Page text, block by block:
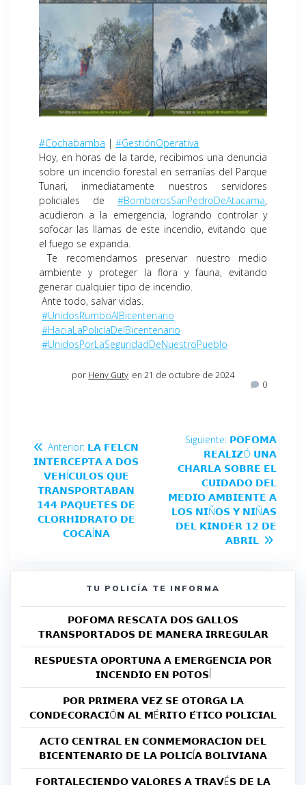
#Cochabamba | #GestiónOperativa
Hoy, en horas de la tarde, recibimos una denuncia
sobre un incendio forestal en serranías del Parque
Tunari, inmediatamente nuestros servidores
policiales de #BomberosSanPedroDeAtacama,
acudieron a la emergencia, logrando controlar y
sofocar las llamas de este incendio, evitando que
el fuego se expanda.
Te recomendamos preservar nuestro medio
ambiente y proteger la flora y fauna, evitando
generar cualquier tipo de incendio.
Ante todo, salvar vidas.
#UnidosRumboAlBicentenario
#HaciaLaPolicíaDelBicentenario
#UnidosPorLaSeguridadDeNuestroPueblo
por Heny Guty en 21 de octubre de 2024
0
Anterior: 𝗟𝗔 𝗙𝗘𝗟𝗖𝗡
𝗜𝗡𝗧𝗘𝗥𝗖𝗘𝗣𝗧𝗔 𝗔 𝗗𝗢𝗦
𝗩𝗘𝗛Í𝗖𝗨𝗟𝗢𝗦 𝗤𝗨𝗘
𝗧𝗥𝗔𝗡𝗦𝗣𝗢𝗥𝗧𝗔𝗕𝗔𝗡
𝟭𝟰𝟰 𝗣𝗔𝗤𝗨𝗘𝗧𝗘𝗦 𝗗𝗘
𝗖𝗟𝗢𝗥𝗛𝗜𝗗𝗥𝗔𝗧𝗢 𝗗𝗘
𝗖𝗢𝗖𝗔Í𝗡𝗔
Siguiente: 𝗣𝗢𝗙𝗢𝗠𝗔
𝗥𝗘𝗔𝗟𝗜𝗭Ó 𝗨𝗡𝗔
𝗖𝗛𝗔𝗥𝗟𝗔 𝗦𝗢𝗕𝗥𝗘 𝗘𝗟
𝗖𝗨𝗜𝗗𝗔𝗗𝗢 𝗗𝗘𝗟
𝗠𝗘𝗗𝗜𝗢 𝗔𝗠𝗕𝗜𝗘𝗡𝗧𝗘 𝗔
𝗟𝗢𝗦 𝗡𝗜Ñ𝗢𝗦 𝗬 𝗡𝗜Ñ𝗔𝗦
𝗗𝗘𝗟 𝗞𝗜𝗡𝗗𝗘𝗥 𝟭𝟮 𝗗𝗘
𝗔𝗕𝗥𝗜𝗟
TU POLICÍA TE INFORMA
𝗣𝗢𝗙𝗢𝗠𝗔 𝗥𝗘𝗦𝗖𝗔𝗧𝗔 𝗗𝗢𝗦 𝗚𝗔𝗟𝗟𝗢𝗦
𝗧𝗥𝗔𝗡𝗦𝗣𝗢𝗥𝗧𝗔𝗗𝗢𝗦 𝗗𝗘 𝗠𝗔𝗡𝗘𝗥𝗔 𝗜𝗥𝗥𝗘𝗚𝗨𝗟𝗔𝗥
𝗥𝗘𝗦𝗣𝗨𝗘𝗦𝗧𝗔 𝗢𝗣𝗢𝗥𝗧𝗨𝗡𝗔 𝗔 𝗘𝗠𝗘𝗥𝗚𝗘𝗡𝗖𝗜𝗔 𝗣𝗢𝗥
𝗜𝗡𝗖𝗘𝗡𝗗𝗜𝗢 𝗘𝗡 𝗣𝗢𝗧𝗢𝗦Í
𝗣𝗢𝗥 𝗣𝗥𝗜𝗠𝗘𝗥𝗔 𝗩𝗘𝗭 𝗦𝗘 𝗢𝗧𝗢𝗥𝗚𝗔 𝗟𝗔
𝗖𝗢𝗡𝗗𝗘𝗖𝗢𝗥𝗔𝗖𝗜Ó𝗡 𝗔𝗟 𝗠É𝗥𝗜𝗧𝗢 𝗘́𝗧𝗜𝗖𝗢 𝗣𝗢𝗟𝗜𝗖𝗜𝗔𝗟
𝗔𝗖𝗧𝗢 𝗖𝗘𝗡𝗧𝗥𝗔𝗟 𝗘𝗡 𝗖𝗢𝗡𝗠𝗘𝗠𝗢𝗥𝗔𝗖𝗜𝗢𝗡 𝗗𝗘𝗟
𝗕𝗜𝗖𝗘𝗡𝗧𝗘𝗡𝗔𝗥𝗜𝗢 𝗗𝗘 𝗟𝗔 𝗣𝗢𝗟𝗜𝗖Í𝗔 𝗕𝗢𝗟𝗜𝗩𝗜𝗔𝗡𝗔
𝗙𝗢𝗥𝗧𝗔𝗟𝗘𝗖𝗜𝗘𝗡𝗗𝗢 𝗩𝗔𝗟𝗢𝗥𝗘𝗦 𝗔 𝗧𝗥𝗔𝗩É𝗦 𝗗𝗘 𝗟𝗔